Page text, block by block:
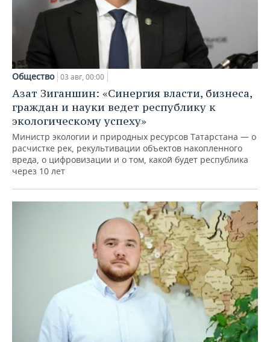
Общество 03 авг, 00:00
Азат Зиганшин: «Синергия власти, бизнеса,
граждан и науки ведет республику к
экологическому успеху»
Министр экологии и природных ресурсов Татарстана — о
расчистке рек, рекультивации объектов накопленного
вреда, о цифровизации и о том, какой будет республика
через 10 лет